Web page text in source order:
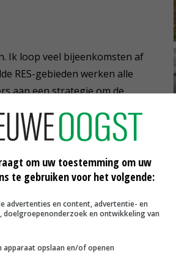
Ik loop veel bijeenkomsten af
RES-gebieden werken alle
aan een strategie om de
waar ze de opwekking van
land- en tuinbouw liggen hier
zijn. We kunnen iets betekenen
gebeuren. Mijn rol is hier
overlegpartners.'
Dat is nog leuk praten,
om uw toestemming om uw
te gebruiken voor het volgende:
advertenties en content, advertentie- en
doelgroepenonderzoek en ontwikkeling van
apparaat opslaan en/of openen